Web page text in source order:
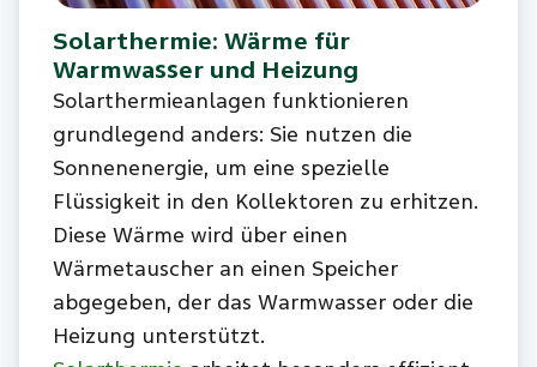
Solarthermie: Wärme für
Warmwasser und Heizung
Solarthermieanlagen funktionieren
grundlegend anders: Sie nutzen die
Sonnenenergie, um eine spezielle
Flüssigkeit in den Kollektoren zu erhitzen.
Diese Wärme wird über einen
Wärmetauscher an einen Speicher
abgegeben, der das Warmwasser oder die
Heizung unterstützt.